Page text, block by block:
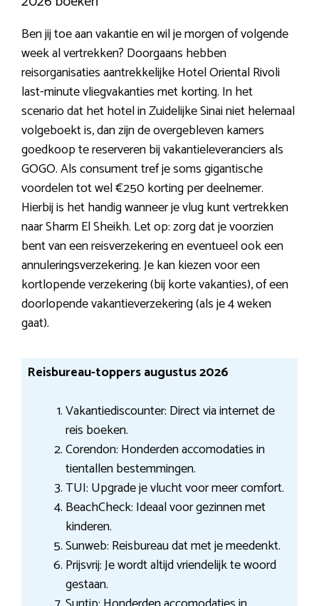
Ben jij toe aan vakantie en wil je morgen of volgende
week al vertrekken? Doorgaans hebben
reisorganisaties aantrekkelijke Hotel Oriental Rivoli
last-minute vliegvakanties met korting. In het
scenario dat het hotel in Zuidelijke Sinai niet helemaal
volgeboekt is, dan zijn de overgebleven kamers
goedkoop te reserveren bij vakantieleveranciers als
GOGO. Als consument tref je soms gigantische
voordelen tot wel €250 korting per deelnemer.
Hierbij is het handig wanneer je vlug kunt vertrekken
naar Sharm El Sheikh. Let op: zorg dat je voorzien
bent van een reisverzekering en eventueel ook een
annuleringsverzekering. Je kan kiezen voor een
kortlopende verzekering (bij korte vakanties), of een
doorlopende vakantieverzekering (als je 4 weken
gaat).
Reisbureau-toppers augustus 2026
Vakantiediscounter: Direct via internet de
reis boeken.
Corendon: Honderden accomodaties in
tientallen bestemmingen.
TUI: Upgrade je vlucht voor meer comfort.
BeachCheck: Ideaal voor gezinnen met
kinderen.
Sunweb: Reisbureau dat met je meedenkt.
Prijsvrij: Je wordt altijd vriendelijk te woord
gestaan.